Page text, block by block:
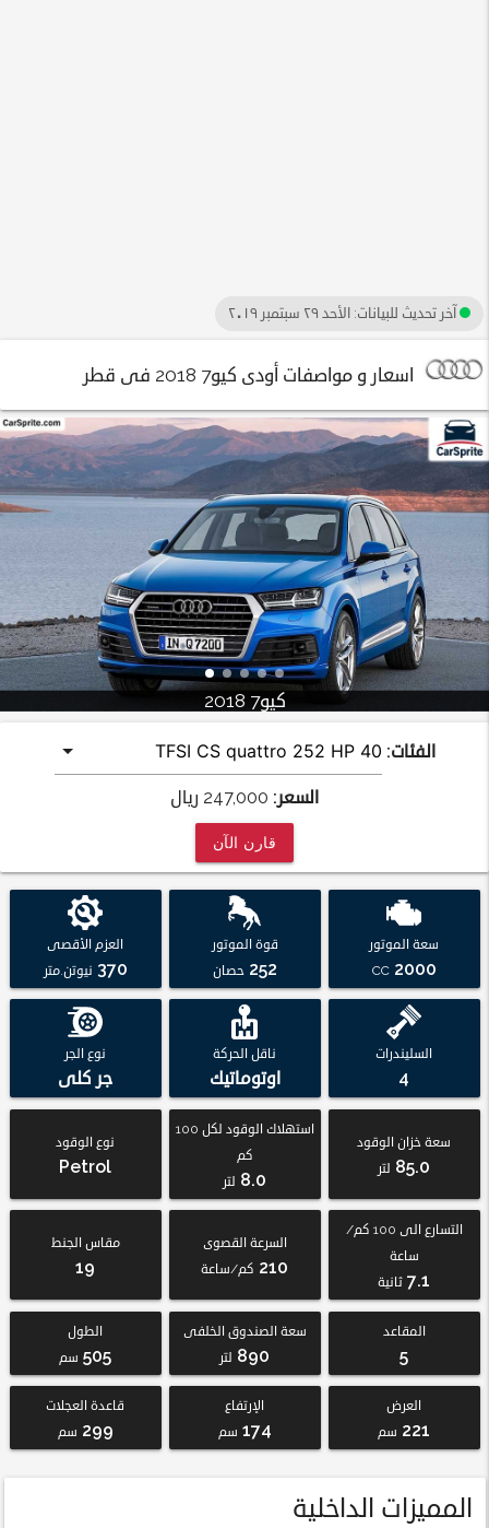
آخر تحديث للبيانات: الأحد ٢٩ سبتمبر ٢٠١٩
اسعار و مواصفات أودى كيو7 2018 فى قطر
كيو7 2018
الفئات:
السعر: 247,000 ريال
قارن الآن
سعة الموتور
2000
CC
قوة الموتور
252 حصان
العزم الأقصى
370 نيوتن.متر
السليندرات
4
ناقل الحركة
اوتوماتيك
نوع الجر
جر كلى
سعة خزان الوقود
85.0 لتر
استهلاك الوقود لكل 100
كم
8.0 لتر
نوع الوقود
Petrol
التسارع الى 100 كم/
ساعة
7.1 ثانية
السرعة القصوى
210 كم/ساعة
مقاس الجنط
19
المقاعد
5
سعة الصندوق الخلفى
890 لتر
الطول
505 سم
العرض
221 سم
الإرتفاع
174 سم
قاعدة العجلات
299 سم
المميزات الداخلية